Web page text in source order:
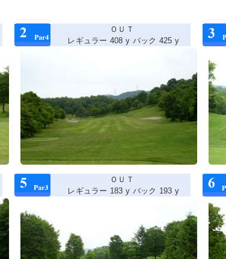
ＯＵＴ
レギュラー 408 y バック 425 y
ＯＵＴ
レギュラー 183 y バック 193 y